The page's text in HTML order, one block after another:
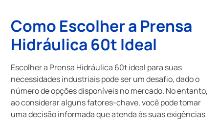
Como Escolher a Prensa
Hidráulica 60t Ideal
Escolher a Prensa Hidráulica 60t ideal para suas
necessidades industriais pode ser um desafio, dado o
número de opções disponíveis no mercado. No entanto,
ao considerar alguns fatores-chave, você pode tomar
uma decisão informada que atenda às suas exigências